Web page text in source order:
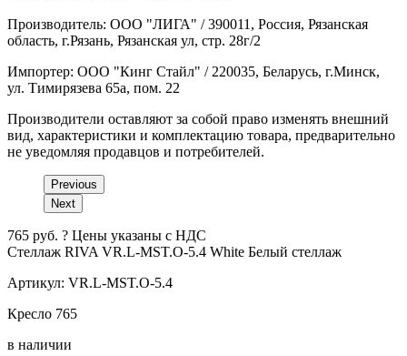
Производитель: ООО "ЛИГА" / 390011, Россия, Рязанская
область, г.Рязань, Рязанская ул, стр. 28г/2
Импортер: ООО "Кинг Стайл" / 220035, Беларусь, г.Минск,
ул. Тимирязева 65а, пом. 22
Производители оставляют за собой право изменять внешний
вид, характеристики и комплектацию товара, предварительно
не уведомляя продавцов и потребителей.
Previous
Next
765 руб. ? Цены указаны с НДС
Стеллаж RIVA VR.L-MST.O-5.4 White Белый стеллаж
Артикул: VR.L-MST.O-5.4
Кресло 765
в наличии